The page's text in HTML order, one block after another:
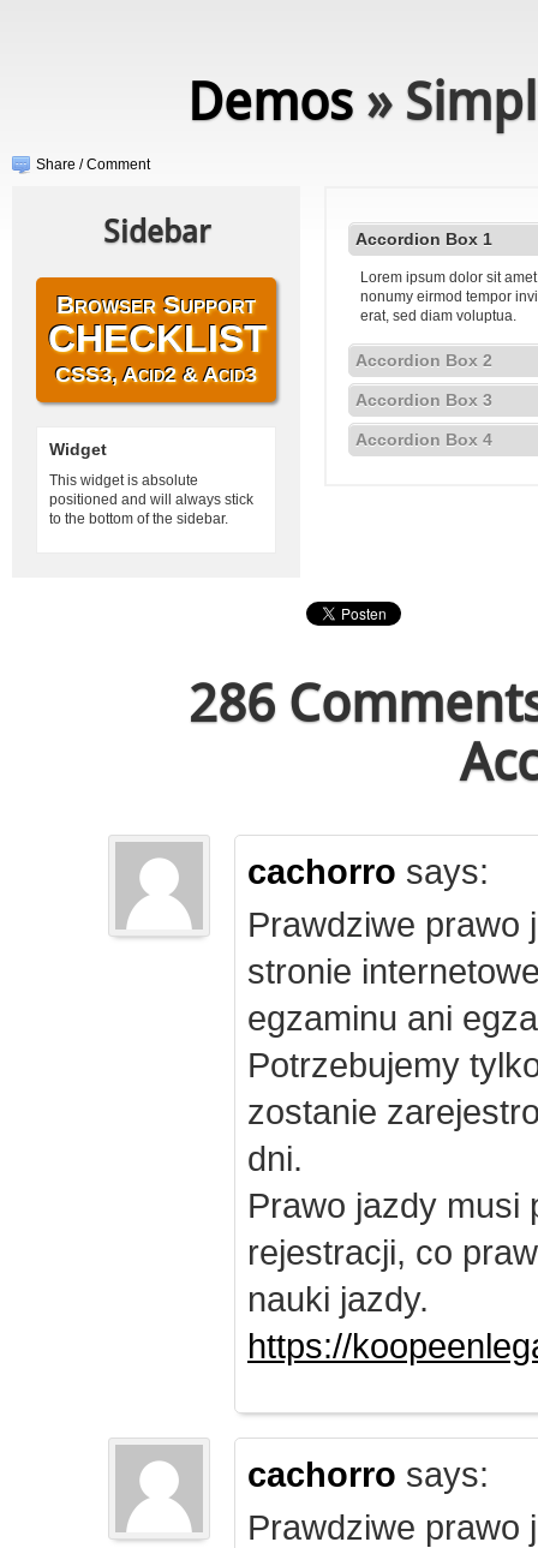
Demos»
Share / Comment
Accordion Box 1
Lorem ipsum dolor sit
nonumy eirmod tempor
erat, sed diam voluptua.
Accordion Box 2
Accordion Box 3
Accordion Box 4
Sidebar
Browser Support
CHECKLIST
CSS3, Acid2 & Acid3
Widget
This widget is absolute
positioned and will always stick
to the bottom of the sidebar.
286
cachorro says:
Prawdziwe prawo
stronie
egzaminu ani
Potrzebujemy
zostanie
dni.
Prawo jazdy musi
rejestracji, co
nauki jazdy.
https://
cachorro says:
Prawdziwe prawo